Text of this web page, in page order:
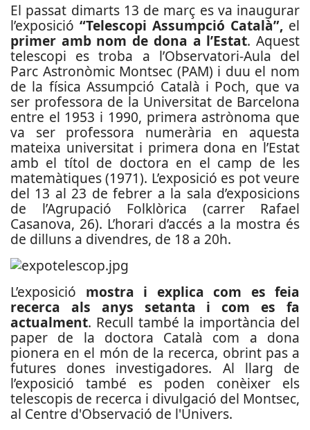
El passat dimarts 13 de març es va inaugurar
l’exposició “Telescopi Assumpció Català”, el
primer amb nom de dona a l’Estat. Aquest
telescopi es troba a l’Observatori-Aula del
Parc Astronòmic Montsec (PAM) i duu el nom
de la física Assumpció Català i Poch, que va
ser professora de la Universitat de Barcelona
entre el 1953 i 1990, primera astrònoma que
va ser professora numerària en aquesta
mateixa universitat i primera dona en l’Estat
amb el títol de doctora en el camp de les
matemàtiques (1971). L’exposició es pot veure
del 13 al 23 de febrer a la sala d’exposicions
de l’Agrupació Folklòrica (carrer Rafael
Casanova, 26). L’horari d’accés a la mostra és
de dilluns a divendres, de 18 a 20h.
L’exposició mostra i explica com es feia
recerca als anys setanta i com es fa
actualment. Recull també la importància del
paper de la doctora Català com a dona
pionera en el món de la recerca, obrint pas a
futures dones investigadores. Al llarg de
l’exposició també es poden conèixer els
telescopis de recerca i divulgació del Montsec,
al Centre d'Observació de l'Univers.